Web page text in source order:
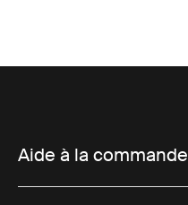
Aide à la commande